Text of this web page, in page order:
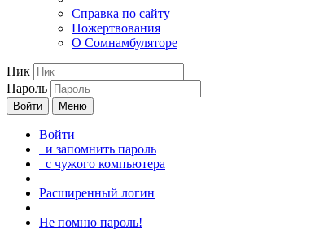
Справка по сайту
Пожертвования
О Сомнамбуляторе
Ник
Пароль
Войти Меню
Войти
и запомнить пароль
с чужого компьютера
Расширенный логин
Не помню пароль!